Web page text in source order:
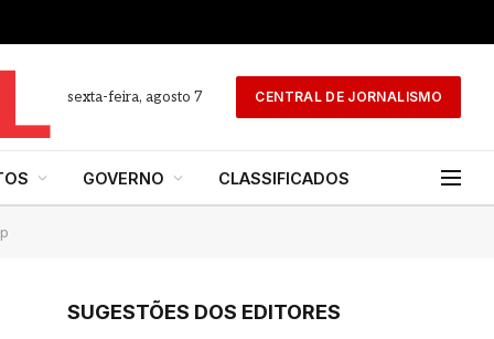
sexta-feira, agosto 7 CENTRAL DE JORNALISMO
GOVERNO CLASSIFICADOS
SUGESTÕES DOS EDITORES